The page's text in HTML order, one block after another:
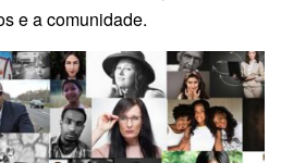
e a comunidade.